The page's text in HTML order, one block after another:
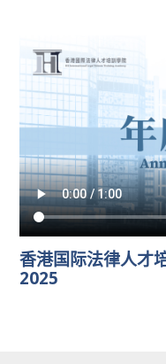
香港国际法律人才
2025